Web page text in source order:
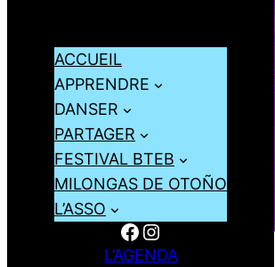
ACCUEIL
APPRENDRE
DANSER
PARTAGER
FESTIVAL BTEB
MILONGAS DE OTOÑO
L’ASSO
Facebook Instagram
L’AGENDA